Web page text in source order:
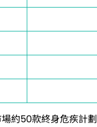
約50款終身危疾計